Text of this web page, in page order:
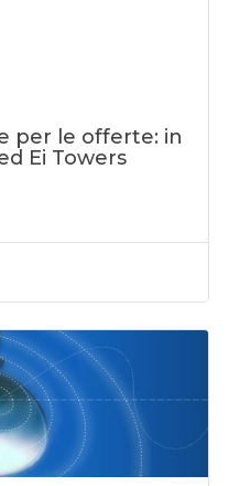
per le offerte: in
Ei Towers